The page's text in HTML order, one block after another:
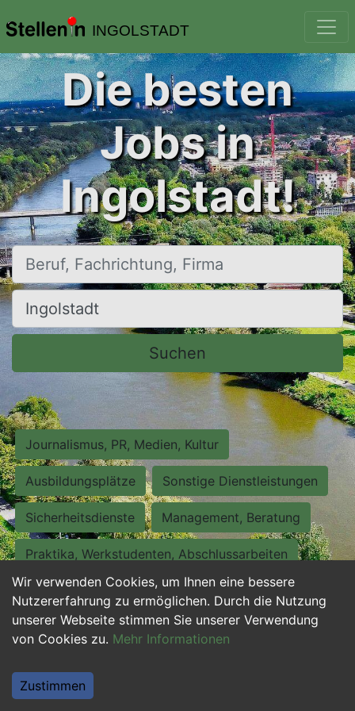
INGOLSTADT
Wir verwenden Cookies, um Ihnen eine bessere
Nutzererfahrung zu ermöglichen. Durch die Nutzung
unserer Webseite stimmen Sie unserer Verwendung
von Cookies zu. Mehr Informationen
Zustimmen
Die besten
Jobs in
Ingolstadt!
Beruf, Fachrichtung, Firma
Ort, Stadt
Suchen
Journalismus, PR, Medien, Kultur
Ausbildungsplätze Sonstige Dienstleistungen
Sicherheitsdienste Management, Beratung
Praktika, Werkstudenten, Abschlussarbeiten
Personalwesen Assistenz, Sekretariat
Hilfskräfte, Aushilfs- und Nebenjobs
Weiterbildung, Studium, duale Ausbildung